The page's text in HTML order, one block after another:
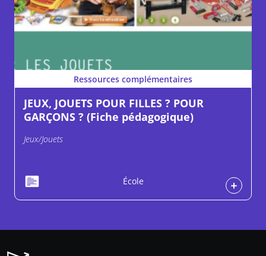
Ressources complémentaires
JEUX, JOUETS POUR FILLES ? POUR
GARÇONS ? (Fiche pédagogique)
Jeux/Jouets
École